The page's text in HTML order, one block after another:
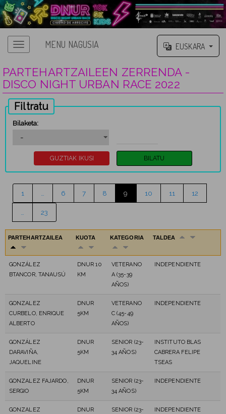
MENU NAGUSIA EUSKARA
PARTEHARTZAILEEN ZERRENDA -
DISCO NIGHT URBAN RACE 2022
Filtratu
Bilaketa:
1 6 7 8 9 10 11 12
23
PARTEHARTZAILEA KUOTA KATEGORIA TALDEA
GONZÁLEZ
BTANCOR, TANAUSÚ
DNUR 10
KM
VETERANO
A (35-39
AÑOS)
INDEPENDIENTE
GONZALEZ
CURBELO, ENRIQUE
ALBERTO
DNUR
5KM
VETERANO
C (45-49
AÑOS)
INDEPENDIENTE
GONZÁLEZ
DARAVIÑA,
JAQUELINE
DNUR
5KM
SENIOR (23-
34 AÑOS)
INSTITUTO BLAS
CABRERA FELIPE
TSEAS
GONZALEZ FAJARDO,
SERGIO
DNUR
5KM
SENIOR (23-
34 AÑOS)
INDEPENDIENTE
GONZALEZ
DNUR
SENIOR (23-
INDEPENDIENTE